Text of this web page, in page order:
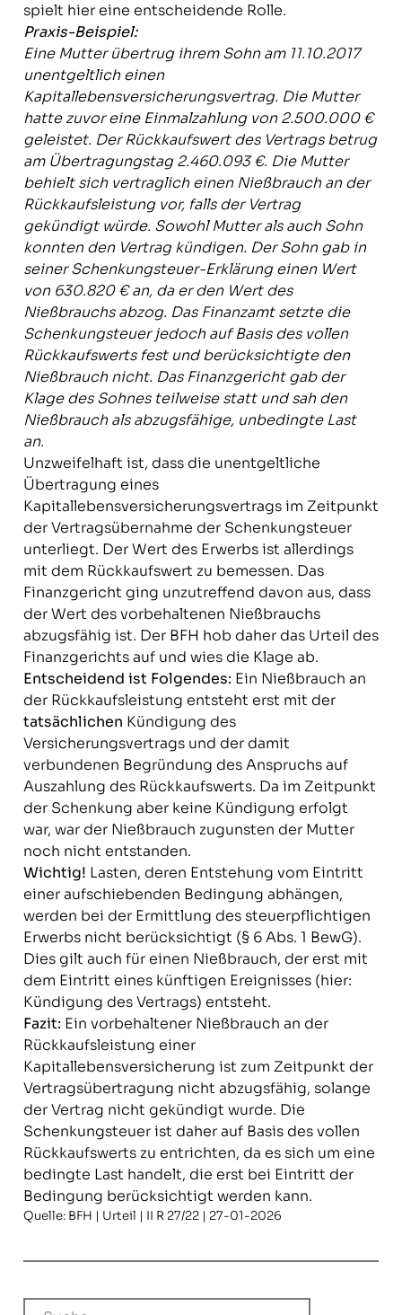
spielt hier eine entscheidende Rolle.
Praxis-Beispiel:
Eine Mutter übertrug ihrem Sohn am 11.10.2017
unentgeltlich einen
Kapitallebensversicherungsvertrag. Die Mutter
hatte zuvor eine Einmalzahlung von 2.500.000 €
geleistet. Der Rückkaufswert des Vertrags betrug
am Übertragungstag 2.460.093 €. Die Mutter
behielt sich vertraglich einen Nießbrauch an der
Rückkaufsleistung vor, falls der Vertrag
gekündigt würde. Sowohl Mutter als auch Sohn
konnten den Vertrag kündigen. Der Sohn gab in
seiner Schenkungsteuer-Erklärung einen Wert
von 630.820 € an, da er den Wert des
Nießbrauchs abzog. Das Finanzamt setzte die
Schenkungsteuer jedoch auf Basis des vollen
Rückkaufswerts fest und berücksichtigte den
Nießbrauch nicht. Das Finanzgericht gab der
Klage des Sohnes teilweise statt und sah den
Nießbrauch als abzugsfähige, unbedingte Last
an.
Unzweifelhaft ist, dass die unentgeltliche
Übertragung eines
Kapitallebensversicherungsvertrags im Zeitpunkt
der Vertragsübernahme der Schenkungsteuer
unterliegt. Der Wert des Erwerbs ist allerdings
mit dem Rückkaufswert zu bemessen. Das
Finanzgericht ging unzutreffend davon aus, dass
der Wert des vorbehaltenen Nießbrauchs
abzugsfähig ist. Der BFH hob daher das Urteil des
Finanzgerichts auf und wies die Klage ab.
Entscheidend ist Folgendes: Ein Nießbrauch an
der Rückkaufsleistung entsteht erst mit der
tatsächlichen Kündigung des
Versicherungsvertrags und der damit
verbundenen Begründung des Anspruchs auf
Auszahlung des Rückkaufswerts. Da im Zeitpunkt
der Schenkung aber keine Kündigung erfolgt
war, war der Nießbrauch zugunsten der Mutter
noch nicht entstanden.
Wichtig! Lasten, deren Entstehung vom Eintritt
einer aufschiebenden Bedingung abhängen,
werden bei der Ermittlung des steuerpflichtigen
Erwerbs nicht berücksichtigt (§ 6 Abs. 1 BewG).
Dies gilt auch für einen Nießbrauch, der erst mit
dem Eintritt eines künftigen Ereignisses (hier:
Kündigung des Vertrags) entsteht.
Fazit: Ein vorbehaltener Nießbrauch an der
Rückkaufsleistung einer
Kapitallebensversicherung ist zum Zeitpunkt der
Vertragsübertragung nicht abzugsfähig, solange
der Vertrag nicht gekündigt wurde. Die
Schenkungsteuer ist daher auf Basis des vollen
Rückkaufswerts zu entrichten, da es sich um eine
bedingte Last handelt, die erst bei Eintritt der
Bedingung berücksichtigt werden kann.
Quelle: BFH | Urteil | II R 27/22 | 27-01-2026